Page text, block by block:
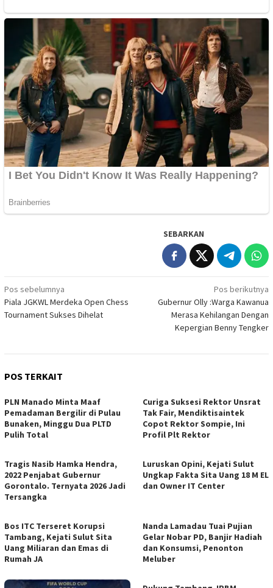
SEBARKAN
Navigasi
pos
Pos sebelumnya
Piala JGKWL Merdeka Open Chess
Tournament Sukses Dihelat
Pos berikutnya
Gubernur Olly :Warga Kawanua
Merasa Kehilangan Dengan
Kepergian Benny Tengker
POS TERKAIT
PLN Manado Minta Maaf
Pemadaman Bergilir di Pulau
Bunaken, Minggu Dua PLTD
Pulih Total
Curiga Suksesi Rektor Unsrat
Tak Fair, Mendiktisaintek
Copot Rektor Sompie, Ini
Profil Plt Rektor
Tragis Nasib Hamka Hendra,
2022 Penjabat Gubernur
Gorontalo. Ternyata 2026 Jadi
Tersangka
Luruskan Opini, Kejati Sulut
Ungkap Fakta Sita Uang 18 M EL
dan Owner IT Center
Bos ITC Terseret Korupsi
Tambang, Kejati Sulut Sita
Uang Miliaran dan Emas di
Rumah JA
Nanda Lamadau Tuai Pujian
Gelar Nobar PD, Banjir Hadiah
dan Konsumsi, Penonton
Meluber